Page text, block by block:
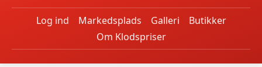
Log ind Markedsplads Galleri
Butikker
Om Klodspriser